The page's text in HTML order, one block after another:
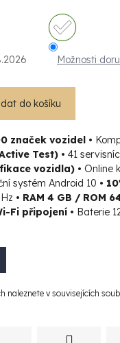
Možnosti
do košíku
značek vozidel •
Test) • 41
vozidla) • Online
systém Android 10 •
• RAM 4 GB / ROM
Fi připojení • Baterie
naleznete v souvisejících